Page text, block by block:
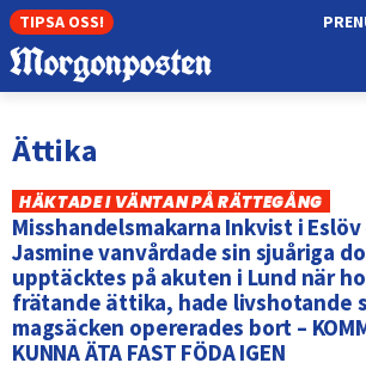
TIPSA OSS!
Ättika
HÄKTADE I VÄNTAN PÅ RÄTTEGÅNG
Misshandelsmakarna Inkvist i Eslöv
Jasmine vanvårdade sin sjuåriga
upptäcktes på akuten i Lund när
frätande ättika, hade livshotande
magsäcken opererades bort –
KUNNA ÄTA FAST FÖDA IGEN